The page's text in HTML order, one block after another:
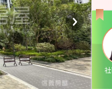
2026年5月業績破百萬經紀人員